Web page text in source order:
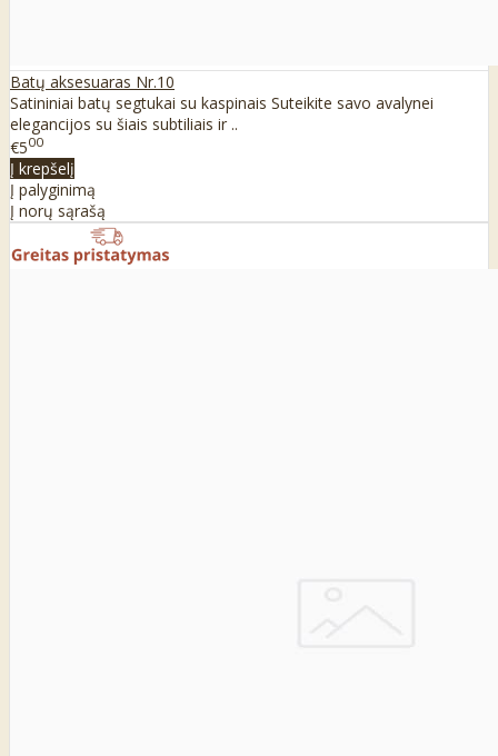
Batų aksesuaras Nr.10
Satininiai batų segtukai su kaspinais Suteikite savo avalynei
elegancijos su šiais subtiliais ir ..
€500
Į krepšelį
Į palyginimą
Į norų sąrašą